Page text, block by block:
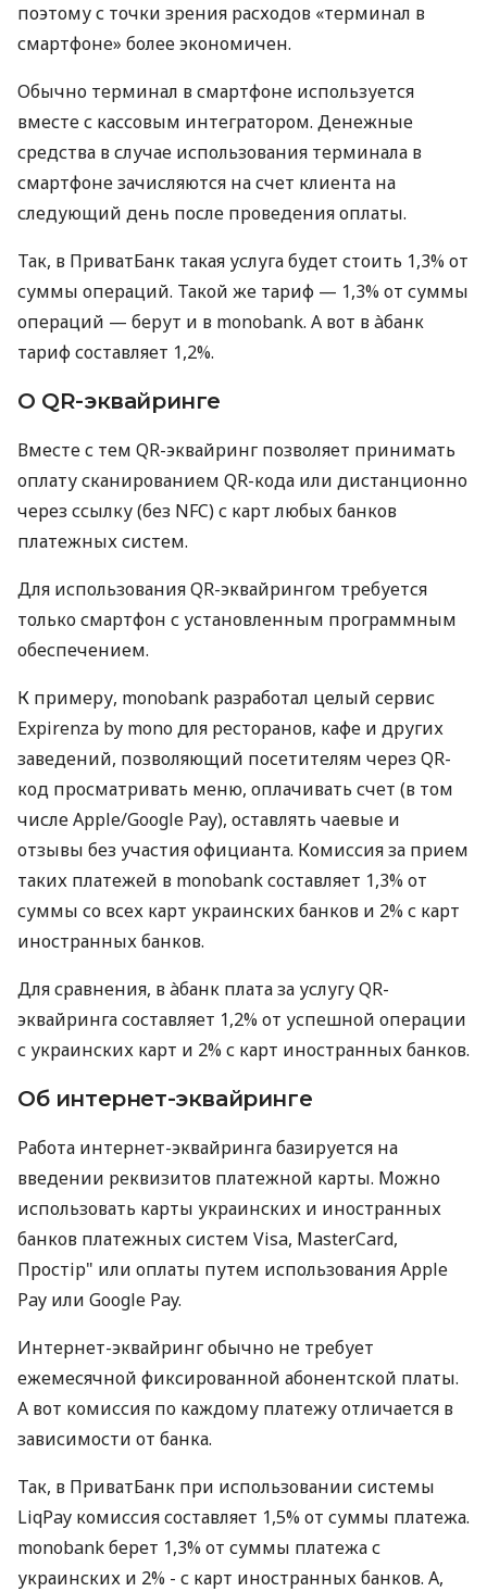
поэтому с точки зрения расходов «терминал в
смартфоне» более экономичен.
Обычно терминал в смартфоне используется
вместе с кассовым интегратором. Денежные
средства в случае использования терминала в
смартфоне зачисляются на счет клиента на
следующий день после проведения оплаты.
Так, в ПриватБанк такая услуга будет стоить 1,3% от
суммы операций. Такой же тариф — 1,3% от суммы
операций — берут и в monobank. А вот в àбанк
тариф составляет 1,2%.
О QR-эквайринге
Вместе с тем QR-эквайринг позволяет принимать
оплату сканированием QR-кода или дистанционно
через ссылку (без NFC) с карт любых банков
платежных систем.
Для использования QR-эквайрингом требуется
только смартфон с установленным программным
обеспечением.
К примеру, monobank разработал целый сервис
Expirenza by mono для ресторанов, кафе и других
заведений, позволяющий посетителям через QR-
код просматривать меню, оплачивать счет (в том
числе Apple/Google Pay), оставлять чаевые и
отзывы без участия официанта. Комиссия за прием
таких платежей в monobank составляет 1,3% от
суммы со всех карт украинских банков и 2% с карт
иностранных банков.
Для сравнения, в àбанк плата за услугу QR-
эквайринга составляет 1,2% от успешной операции
с украинских карт и 2% с карт иностранных банков.
Об интернет-эквайринге
Работа интернет-эквайринга базируется на
введении реквизитов платежной карты. Можно
использовать карты украинских и иностранных
банков платежных систем Visa, MasterCard,
Простір" или оплаты путем использования Apple
Pay или Google Pay.
Интернет-эквайринг обычно не требует
ежемесячной фиксированной абонентской платы.
А вот комиссия по каждому платежу отличается в
зависимости от банка.
Так, в ПриватБанк при использовании системы
LiqPay комиссия составляет 1,5% от суммы платежа.
monobank берет 1,3% от суммы платежа с
украинских и 2% - с карт иностранных банков. А,